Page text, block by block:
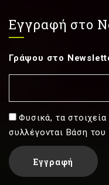
Εγγραφή στο
Γράψου στο
Φυσικά, τα
συλλέγονται Βάση του